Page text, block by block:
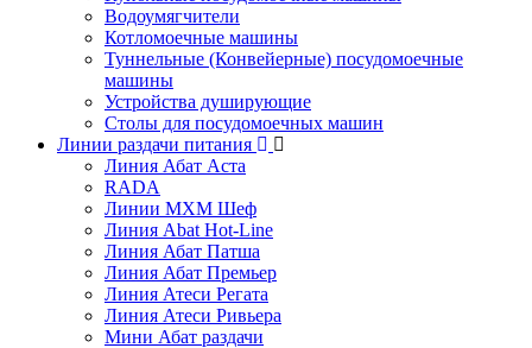
Водоумягчители
Котломоечные машины
Туннельные (Конвейерные) посудомоечные
машины
Устройства душирующие
Столы для посудомоечных машин
Линии раздачи питания
Линия Абат Аста
RADA
Линии МХМ Шеф
Линия Abat Hot-Line
Линия Абат Патша
Линия Абат Премьер
Линия Атеси Регата
Линия Атеси Ривьера
Мини Абат раздачи